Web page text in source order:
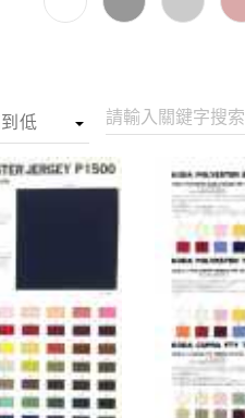
請輸入關鍵字搜索